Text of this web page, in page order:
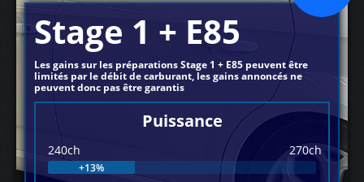
Stage 1 + E85
Les gains sur les préparations Stage 1 + E85 peuvent être
limités par le débit de carburant, les gains annoncés ne
peuvent donc pas être garantis
Puissance
240ch 270ch
+13%